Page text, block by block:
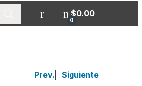
0
$0.00
Prev. Siguiente